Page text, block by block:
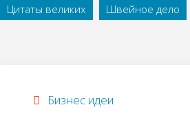
Цитаты великих
Швейное дело
Бизнес идеи